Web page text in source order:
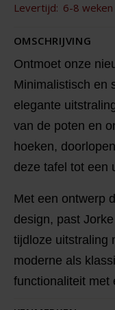
Levertijd: 6-8 weken
OMSCHRIJVING
Ontmoet onze
Minimalistisch en
elegante
van de poten en
hoeken,
deze tafel tot een
Met een ontwerp
design, past
tijdloze uitstraling
moderne als
functionaliteit met